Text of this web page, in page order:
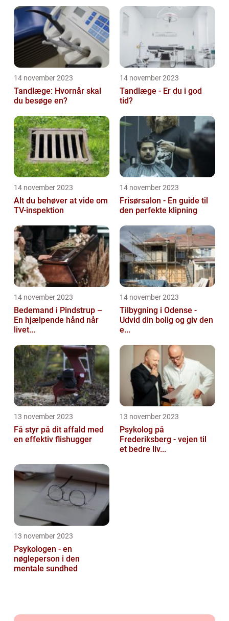
14 november 2023
Tandlæge: Hvornår skal
du besøge en?
14 november 2023
Tandlæge - Er du i god
tid?
14 november 2023
Alt du behøver at vide om
TV-inspektion
14 november 2023
Frisørsalon - En guide til
den perfekte klipning
14 november 2023
Bedemand i Pindstrup –
En hjælpende hånd når
livet...
14 november 2023
Tilbygning i Odense -
Udvid din bolig og giv den
e...
13 november 2023
Få styr på dit affald med
en effektiv flishugger
13 november 2023
Psykolog på
Frederiksberg - vejen til
et bedre liv...
13 november 2023
Psykologen - en
nøgleperson i den
mentale sundhed